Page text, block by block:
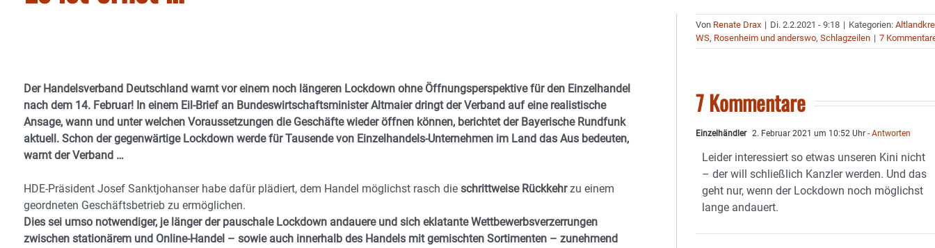
Der Handelsverband Deutschland warnt vor einem noch längeren Lockdown ohne Öffnungsperspektive für den Einzelhandel
nach dem 14. Februar! In einem Eil-Brief an Bundeswirtschaftsminister Altmaier dringt der Verband auf eine realistische
Ansage, wann und unter welchen Voraussetzungen die Geschäfte wieder öffnen können, berichtet der Bayerische Rundfunk
aktuell. Schon der gegenwärtige Lockdown werde für Tausende von Einzelhandels-Unternehmen im Land das Aus bedeuten,
warnt der Verband …
HDE-Präsident Josef Sanktjohanser habe dafür plädiert, dem Handel möglichst rasch die schrittweise Rückkehrzu einem
geordneten Geschäftsbetrieb zu ermöglichen.
Dies sei umso notwendiger, je länger der pauschale Lockdown andauere und sich eklatante Wettbewerbsverzerrungen
zwischen stationärem und Online-Handel – sowie auch innerhalb des Handels mit gemischten Sortimenten – zunehmend
Von Renate Drax | Di. 2.2.2021 - 9:18 | Kategorien:
WS, Rosenheim und anderswo,Schlagzeilen | 7
7 Kommentare
Einzelhändler 2. Februar 2021 um 10:52 Uhr - Antworten
Leider interessiert so etwas unseren Kini nicht
– der will schließlich Kanzler werden. Und das
geht nur, wenn der Lockdown noch möglichst
lange andauert.